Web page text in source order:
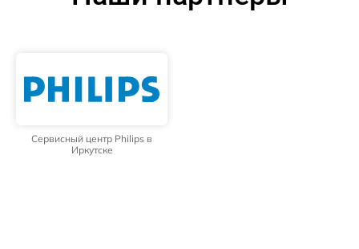
Сервисный центр Philips в
Иркутске